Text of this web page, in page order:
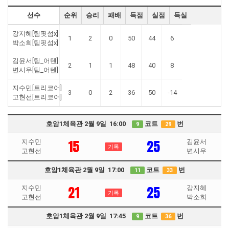
선수 순위 승리 패배 득점 실점 득실
강지혜[팀핏섬x]
박소희[팀핏섬x]
1 2 0 50 44 6
김윤서[팀_어텐]
변시우[팀_어텐]
2 1 1 48 40 8
지수민[트리코어]
고현선[트리코어]
3 0 2 36 50 -14
호암1체육관 2월 9일 16:00 9 코트 29 번
지수민
고현선
15 기록 25
김윤서
변시우
호암1체육관 2월 9일 17:00 11 코트 33 번
지수민
고현선
21 기록 25
강지혜
박소희
호암1체육관 2월 9일 17:45 9 코트 36 번